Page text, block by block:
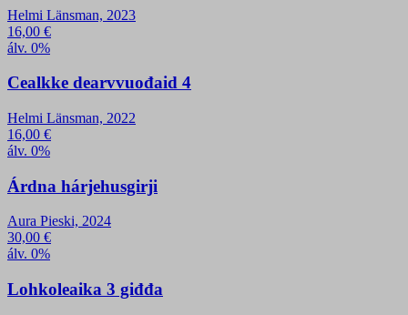
Helmi Länsman, 2023
16,00 €
álv. 0%
Cealkke dearvvuođaid 4
Helmi Länsman, 2022
16,00 €
álv. 0%
Árdna hárjehusgirji
Aura Pieski, 2024
30,00 €
álv. 0%
Lohkoleaika 3 giđđa